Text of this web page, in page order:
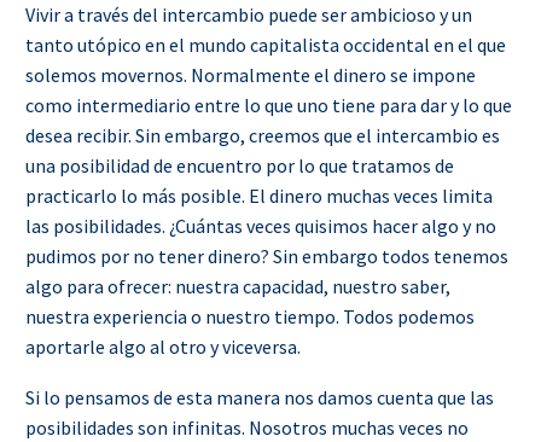
Vivir a través del intercambio puede ser ambicioso y un
tanto utópico en el mundo capitalista occidental en el que
solemos movernos. Normalmente el dinero se impone
como intermediario entre lo que uno tiene para dar y lo que
desea recibir. Sin embargo, creemos que el intercambio es
una posibilidad de encuentro por lo que tratamos de
practicarlo lo más posible. El dinero muchas veces limita
las posibilidades. ¿Cuántas veces quisimos hacer algo y no
pudimos por no tener dinero? Sin embargo todos tenemos
algo para ofrecer: nuestra capacidad, nuestro saber,
nuestra experiencia o nuestro tiempo. Todos podemos
aportarle algo al otro y viceversa.
Si lo pensamos de esta manera nos damos cuenta que las
posibilidades son infinitas. Nosotros muchas veces no